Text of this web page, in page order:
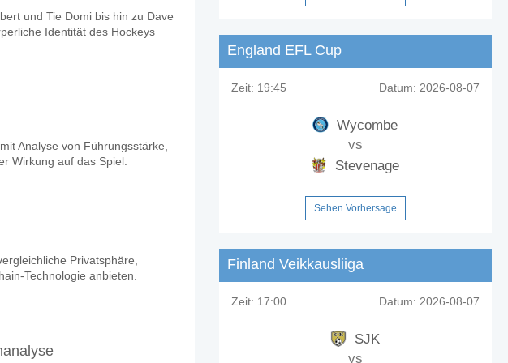
Worksop Town v Alfreton Town?
von 54%
Town?
Town?
3-1 das hat einen prozentualen Anteil von 20%.
und Tie Domi bis hin zu Dave
Identität des Hockeys
Analyse von Führungsstärke,
Wirkung auf das Spiel.
Privatsphäre,
Technologie anbieten.
England EFL Cup
Zeit: 19:45 Datum: 2026-08-07
Wycombe
vs
Stevenage
Sehen Vorhersage
Finland Veikkausliiga
Zeit: 17:00 Datum: 2026-08-07
SJK
vs